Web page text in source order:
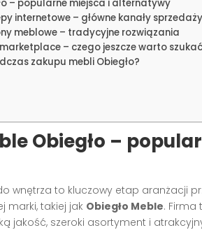
– popularne miejsca i alternatywy
internetowe – główne kanały
meblowe – tradycyjne rozwiązania
– czego jeszcze warto
zakupu mebli Obiegło?
Obiegło –
wnętrza to kluczowy etap aranżacji
marki, takiej jak Obiegło Meble. Firma
jakość, szeroki asortyment i